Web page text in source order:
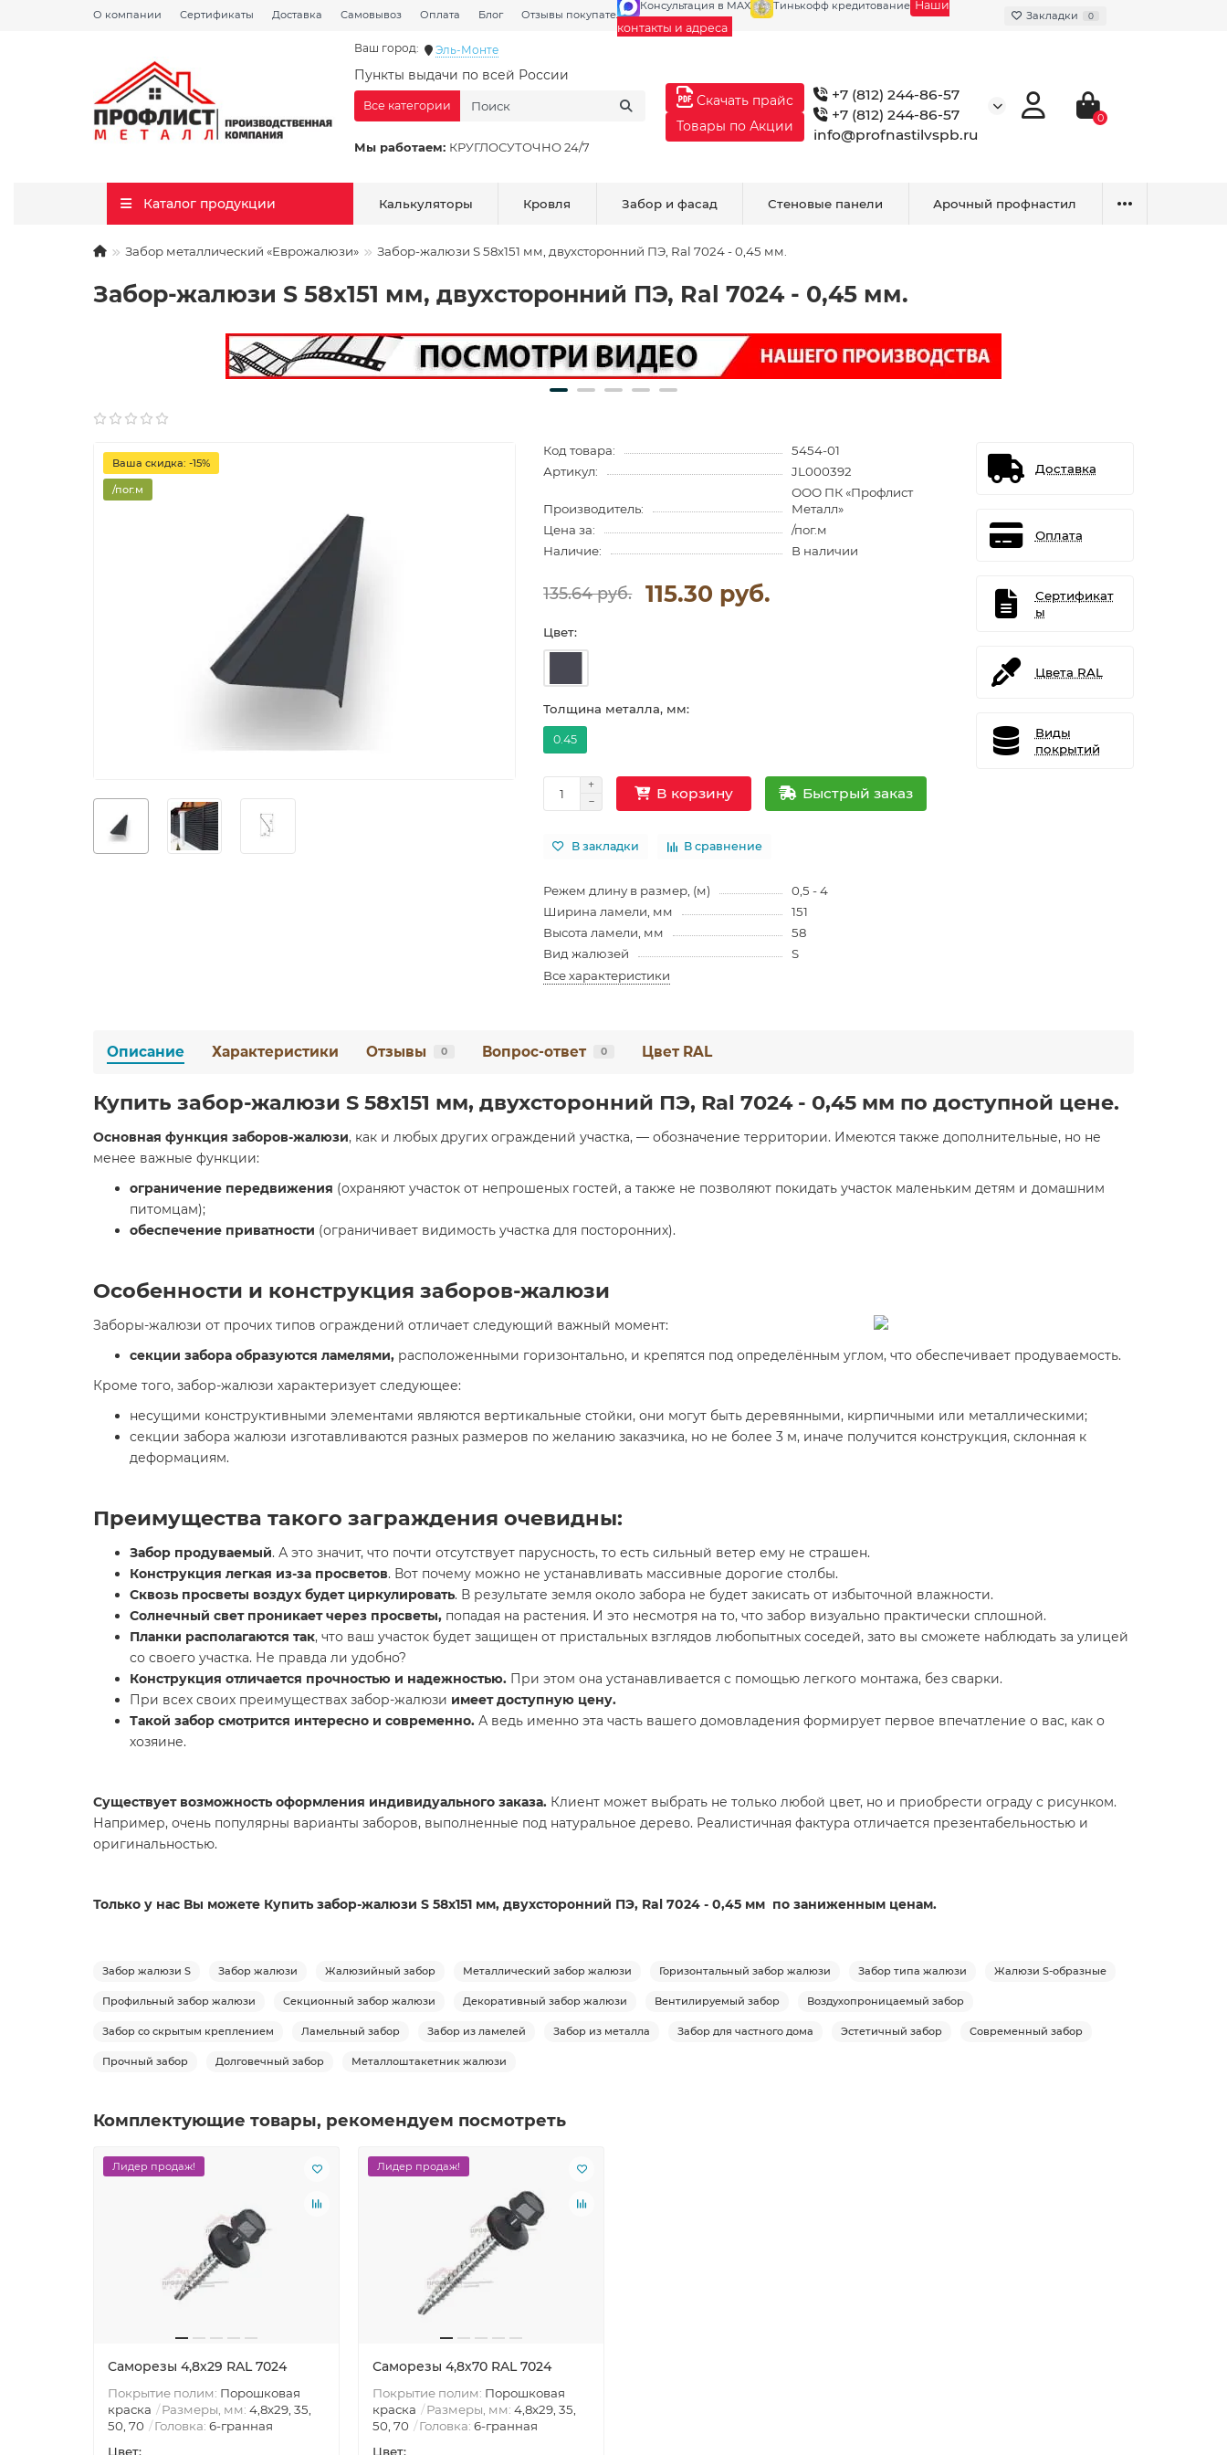
О компании Сертификаты Доставка Самовывоз Оплата Блог Отзывы покупателей Галерея
Консультация в MAX Тинькофф кредитование Наши
контакты и адреса
Закладки 0
Ваш город: Эль-Монте
Пункты выдачи по всей России
Мы работаем: КРУГЛОСУТОЧНО 24/7
Все категории
Скачать прайс
Товары по Акции
+7 (812) 244-86-57
+7 (812) 244-86-57
info@profnastilvspb.ru
0
Каталог продукции Калькуляторы Кровля Забор и фасад Стеновые панели Арочный профнастил
Забор металлический «Еврожалюзи» Забор-жалюзи S 58х151 мм, двухсторонний ПЭ, Ral 7024 - 0,45 мм.
Забор-жалюзи S 58х151 мм, двухсторонний ПЭ, Ral 7024 - 0,45 мм.
Ваша скидка: -15%
/пог.м
Код товара:
5454-01
Артикул:
JL000392
Производитель:
ООО ПК «Профлист
Металл»
Цена за:
/пог.м
Наличие:
В наличии
135.64 руб. 115.30 руб.
Цвет:
Толщина металла, мм:
0.45
В корзину Быстрый заказ
В закладки В сравнение
Режем длину в размер, (м)
0,5 - 4
Ширина ламели, мм
151
Высота ламели, мм
58
Вид жалюзей
S
Все характеристики
Доставка
Оплата
Сертификат
ы
Цвета RAL
Виды
покрытий
Описание Характеристики Отзывы 0 Вопрос-ответ 0 Цвет RAL
Купить забор-жалюзи S 58х151 мм, двухсторонний ПЭ, Ral 7024 - 0,45 мм по доступной цене.
Основная функция заборов-жалюзи, как и любых других ограждений участка, — обозначение территории. Имеются также дополнительные, но не
менее важные функции:
ограничение передвижения (охраняют участок от непрошеных гостей, а также не позволяют покидать участок маленьким детям и домашним
питомцам);
обеспечение приватности (ограничивает видимость участка для посторонних).
Особенности и конструкция заборов-жалюзи
Заборы-жалюзи от прочих типов ограждений отличает следующий важный момент:
секции забора образуются ламелями, расположенными горизонтально, и крепятся под определённым углом, что обеспечивает продуваемость.
Кроме того, забор-жалюзи характеризует следующее:
несущими конструктивными элементами являются вертикальные стойки, они могут быть деревянными, кирпичными или металлическими;
секции забора жалюзи изготавливаются разных размеров по желанию заказчика, но не более 3 м, иначе получится конструкция, склонная к
деформациям.
Преимущества такого заграждения очевидны:
Забор продуваемый. А это значит, что почти отсутствует парусность, то есть сильный ветер ему не страшен.
Конструкция легкая из-за просветов. Вот почему можно не устанавливать массивные дорогие столбы.
Сквозь просветы воздух будет циркулировать. В результате земля около забора не будет закисать от избыточной влажности.
Солнечный свет проникает через просветы, попадая на растения. И это несмотря на то, что забор визуально практически сплошной.
Планки располагаются так, что ваш участок будет защищен от пристальных взглядов любопытных соседей, зато вы сможете наблюдать за улицей
со своего участка. Не правда ли удобно?
Конструкция отличается прочностью и надежностью. При этом она устанавливается с помощью легкого монтажа, без сварки.
При всех своих преимуществах забор-жалюзи имеет доступную цену.
Такой забор смотрится интересно и современно. А ведь именно эта часть вашего домовладения формирует первое впечатление о вас, как о
хозяине.
Существует возможность оформления индивидуального заказа. Клиент может выбрать не только любой цвет, но и приобрести ограду с рисунком.
Например, очень популярны варианты заборов, выполненные под натуральное дерево. Реалистичная фактура отличается презентабельностью и
оригинальностью.
Только у нас Вы можете Купить забор-жалюзи S 58х151 мм, двухсторонний ПЭ, Ral 7024 - 0,45 мм по заниженным ценам.
Забор жалюзи S Забор жалюзи Жалюзийный забор Металлический забор жалюзи Горизонтальный забор жалюзи Забор типа жалюзи Жалюзи S-образные
Профильный забор жалюзи Секционный забор жалюзи Декоративный забор жалюзи Вентилируемый забор Воздухопроницаемый забор
Забор со скрытым креплением Ламельный забор Забор из ламелей Забор из металла Забор для частного дома Эстетичный забор Современный забор
Прочный забор Долговечный забор Металлоштакетник жалюзи
Комплектующие товары, рекомендуем посмотреть
Лидер продаж!
Саморезы 4,8х29 RAL 7024
Покрытие полим: Порошковая
краска
Размеры, мм: 4,8х29, 35,
50, 70
Головка: 6-гранная
Цвет:
Лидер продаж!
Саморезы 4,8х70 RAL 7024
Покрытие полим: Порошковая
краска
Размеры, мм: 4,8х29, 35,
50, 70
Головка: 6-гранная
Цвет: